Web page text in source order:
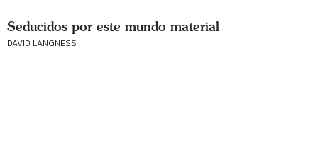
Seducidos por este mundo material
DAVID LANGNESS